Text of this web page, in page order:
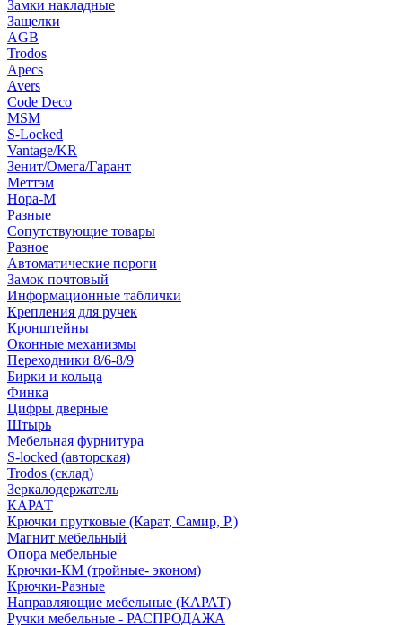
Замки накладные
Защелки
AGB
Trodos
Apecs
Avers
Code Deco
MSM
S-Locked
Vantage/KR
Зенит/Омега/Гарант
Меттэм
Нора-М
Разные
Сопутствующие товары
Разное
Автоматические пороги
Замок почтовый
Информационные таблички
Крепления для ручек
Кронштейны
Оконные механизмы
Переходники 8/6-8/9
Бирки и кольца
Финка
Цифры дверные
Штырь
Мебельная фурнитура
S-locked (авторская)
Trodos (склад)
Зеркалодержатель
КАРАТ
Крючки прутковые (Карат, Самир, Р.)
Магнит мебельный
Опора мебельные
Крючки-КМ (тройные- эконом)
Крючки-Разные
Направляющие мебельные (КАРАТ)
Ручки мебельные - РАСПРОДАЖА